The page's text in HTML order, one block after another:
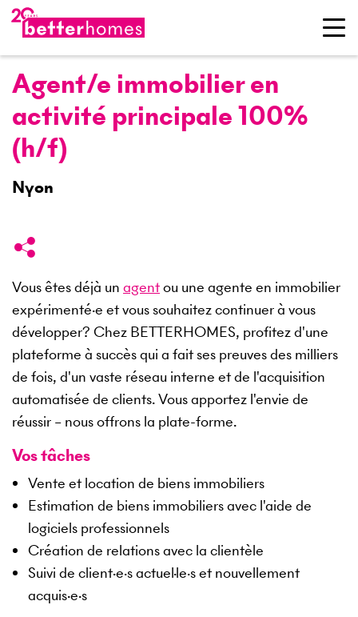
Agent/e immobilier en
activité principale 100%
(h/f)
Nyon
Vous êtes déjà un agentou une agente en immobilier
expérimenté·e et vous souhaitez continuer à vous
développer? Chez BETTERHOMES, profitez d'une
plateforme à succès qui a fait ses preuves des milliers
de fois, d'un vaste réseau interne et de l'acquisition
automatisée de clients. Vous apportez l'envie de
réussir – nous offrons la plate-forme.
Vos tâches
Vente et location de biens immobiliers
Estimation de biens immobiliers avec l'aide de
logiciels professionnels
Création de relations avec la clientèle
Suivi de client·e·s actuel·le·s et nouvellement
acquis·e·s